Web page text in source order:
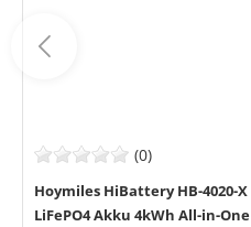
(0)
Hoymiles HiBattery HB-4020-X
LiFePO4 Akku 4kWh All-in-One